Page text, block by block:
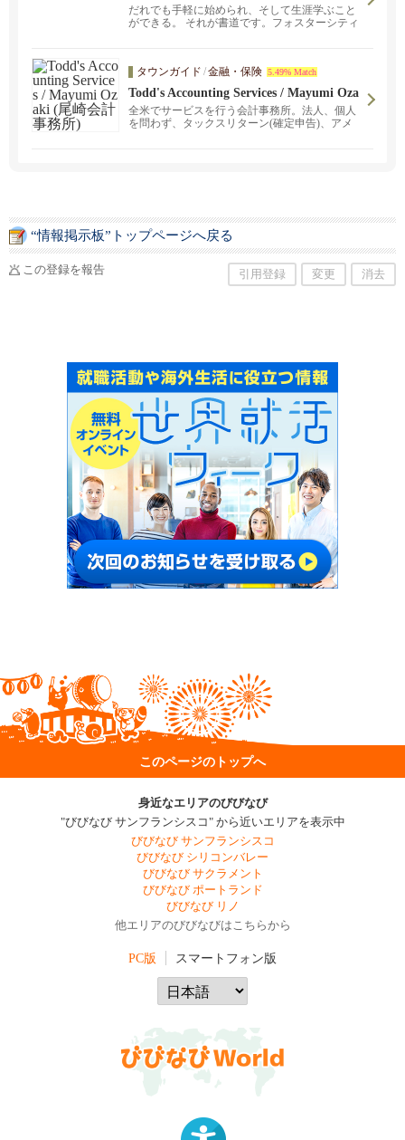
だれでも手軽に始められ、そして生涯学ぶこと
ができる。 それが書道です。フォスターシティ
タウンガイド /金融・保険 5.49% Match
Todd's Accounting Services / Mayumi Oza
ki (尾崎会計事務所)
全米でサービスを行う会計事務所。法人、個人
を問わず、タックスリターン(確定申告)、アメ
心してご相談下さい。
“情報掲示板”トップページへ戻る
この登録を報告 引用登録 変更 消去
このページのトップへ
身近なエリアのびびなび
"びびなび サンフランシスコ" から近いエリアを表示中
びびなび サンフランシスコ
びびなび シリコンバレー
びびなび サクラメント
びびなび ポートランド
びびなび リノ
他エリアのびびなびはこちらから
PC版 スマートフォン版